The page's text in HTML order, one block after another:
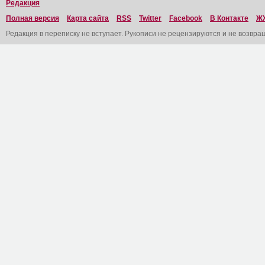
Редакция
Полная версия
Карта сайта RSS Twitter Facebook В Контакте
Редакция в переписку не вступает. Рукописи не рецензируются и не